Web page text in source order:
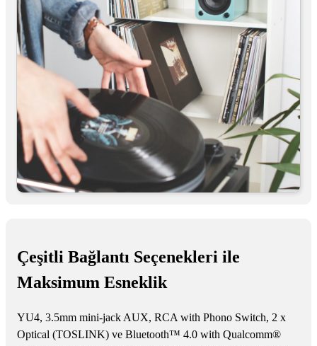
Çeşitli Bağlantı Seçenekleri ile
Maksimum Esneklik
YU4, 3.5mm mini-jack AUX, RCA with Phono Switch, 2 x
Optical (TOSLINK) ve Bluetooth™ 4.0 with Qualcomm®